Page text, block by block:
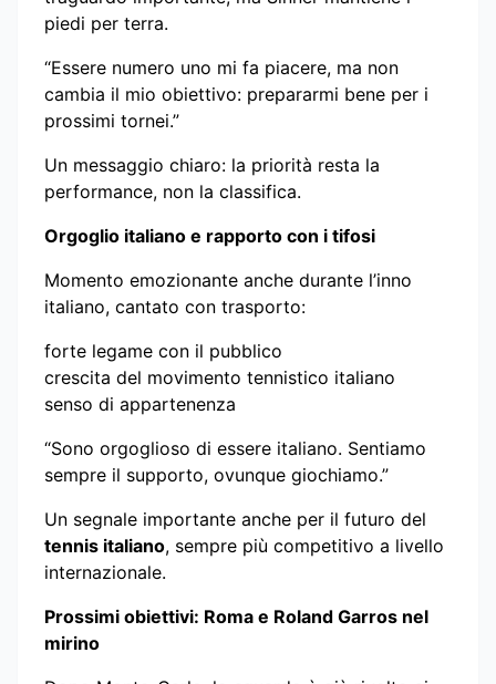
piedi per terra.
“Essere numero uno mi fa piacere, ma non
cambia il mio obiettivo: prepararmi bene per i
prossimi tornei.”
Un messaggio chiaro: la priorità resta la
performance, non la classifica.
Orgoglio italiano e rapporto con i tifosi
Momento emozionante anche durante l’inno
italiano, cantato con trasporto:
forte legame con il pubblico
crescita del movimento tennistico italiano
senso di appartenenza
“Sono orgoglioso di essere italiano. Sentiamo
sempre il supporto, ovunque giochiamo.”
Un segnale importante anche per il futuro del
tennis italiano, sempre più competitivo a livello
internazionale.
Prossimi obiettivi: Roma e Roland Garros nel
mirino